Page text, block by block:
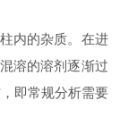
内的杂质。在进
溶的溶剂逐渐过
即常规分析需要